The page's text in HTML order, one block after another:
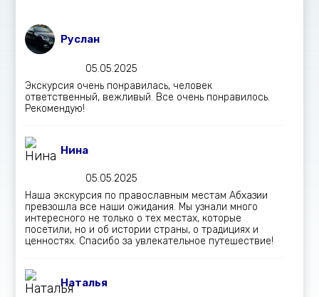
Руслан
05.05.2025
Экскурсия очень понравилась, человек
ответственный, вежливый. Все очень понравилось.
Рекомендую!
Нина
05.05.2025
Наша экскурсия по православным местам Абхазии
превзошла все наши ожидания. Мы узнали много
интересного не только о тех местах, которые
посетили, но и об истории страны, о традициях и
ценностях. Спасибо за увлекательное путешествие!
Наталья